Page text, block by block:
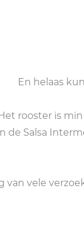
En helaas
rooster is
de Salsa
van vele